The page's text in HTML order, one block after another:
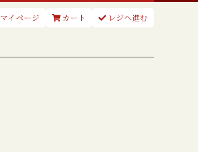
マイページ カート レジへ進む